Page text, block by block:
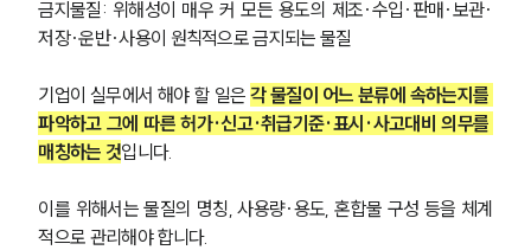
사례분석/최신동향
법률정보
고객후기
언론보도
금지물질: 위해성이 매우 커 모든 용도의 제조·수입·판매·보관·
저장·운반·사용이 원칙적으로 금지되는 물질
기업이 실무에서 해야 할 일은 각 물질이 어느 분류에 속하는지를
파악하고 그에 따른 허가·신고·취급기준·표시·사고대비 의무를
매칭하는 것입니다.
이를 위해서는 물질의 명칭, 사용량·용도, 혼합물 구성 등을 체계
적으로 관리해야 합니다.